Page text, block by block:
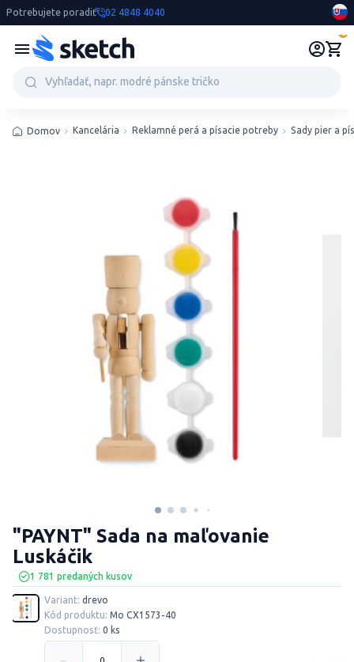
Potrebujete poradiť 02 4848 4040
Domov Kancelária Reklamné perá a písacie potreby Sady pier a
1 781 predaných kusov
"PAYNT" Sada na maľovanie
Luskáčik
Variant: drevo
Kód produktu: Mo CX1573-40
Dostupnosť: 0 ks